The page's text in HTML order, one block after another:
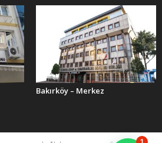
Bakırköy – Merkez